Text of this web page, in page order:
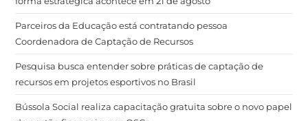
Parceiros da Educação está contratando pessoa
Coordenadora de Captação de Recursos
Pesquisa busca entender sobre práticas de captação de
recursos em projetos esportivos no Brasil
Bússola Social realiza capacitação gratuita sobre o novo papel